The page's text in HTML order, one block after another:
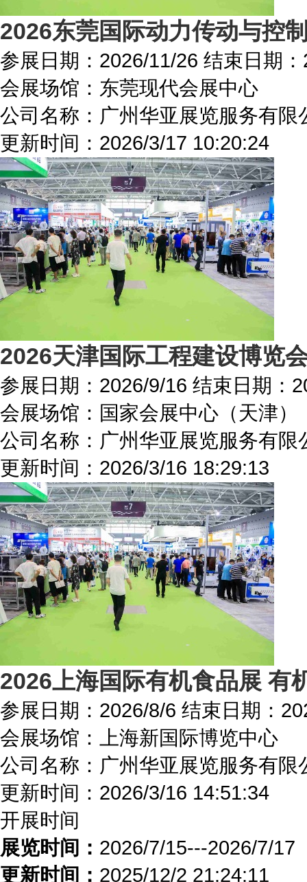
2026东莞国际动力传动与控
参展日期： 2026/11/26 结束日期：
会展场馆： 东莞现代会展中心
公司名称：广州华亚展览服务有限
更新时间： 2026/3/17 10:20:24
2026天津国际工程建设博览
参展日期： 2026/9/16 结束日期：
会展场馆： 国家会展中心（天津）
公司名称：广州华亚展览服务有限
更新时间： 2026/3/16 18:29:13
2026上海国际有机食品展 有
参展日期： 2026/8/6 结束日期：
会展场馆：
上海新国际博览中心
公司名称：广州华亚展览服务有限
更新时间： 2026/3/16 14:51:34
开展时间
展览时间： 2026/7/15---2026/7/17
更新时间： 2025/12/2 21:24:11